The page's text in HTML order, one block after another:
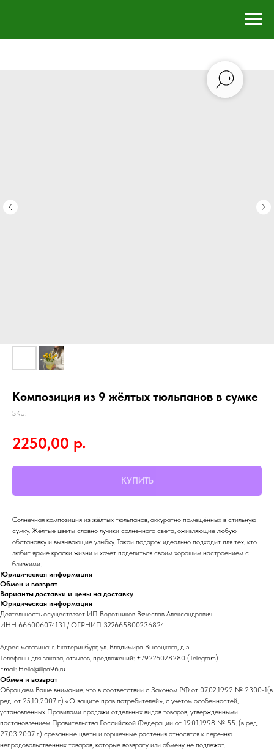
Композиция из 9 жёлтых тюльпанов в сумке
SKU:
2250,00 р.
КУПИТЬ
Солнечная композиция из жёлтых тюльпанов, аккуратно помещённых в стильную
сумку. Жёлтые цветы словно лучики солнечного света, оживляющие любую
обстановку и вызывающие улыбку. Такой подарок идеально подходит для тех, кто
любит яркие краски жизни и хочет поделиться своим хорошим настроением с
близкими.
Юридическая информация
Обмен и возврат
Варианты доставки и цены на доставку
Юридическая информация
Деятельность осуществляет ИП Воротников Вячеслав Александрович
ИНН 666006074131 / ОГРНИП 322665800236824
Адрес магазина: г. Екатеринбург, ул. Владимира Высоцкого, д.5
Телефоны для заказа, отзывов, предложений: +79226028280 (Telegram)
Email: Hello@lipa96.ru
Обмен и возврат
Обращаем Ваше внимание, что в соответствии с Законом РФ от 07.02.1992 № 2300-1(в
ред. от 25.10.2007 г.) «О защите прав потребителей», с учетом особенностей,
установленных Правилами продажи отдельных видов товаров, утвержденными
постановлением Правительства Российской Федерации от 19.01.1998 № 55. (в ред.
27.03.2007 г.) срезанные цветы и горшечные растения относятся к перечню
непродовольственных товаров, которые возврату или обмену не подлежат.